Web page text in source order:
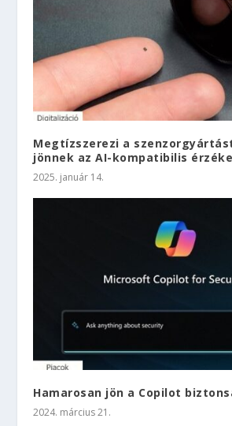
Megtízszerezi a
jönnek az AI-kompatibilis
2025. január 14.
Hamarosan jön a Copilot
2024. március 21.